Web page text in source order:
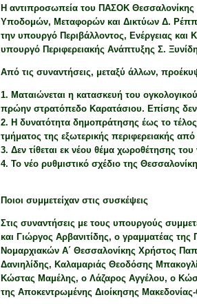
Η αντιπροσωπεία του ΠΑΣΟΚ Θεσσαλονίκης
Υποδομών, Μεταφορών και Δικτύων Δ.
την υπουργό Περιβάλλοντος, Ενέργειας
υπουργό Περιφερειακής Ανάπτυξης Σ.
Από τις συναντήσεις, μεταξύ άλλων,
1.Ματαιώνεται η κατασκευή του
πρώην στρατόπεδο Καρατάσιου. Επίσης
2. Η δυνατότητα δημοπράτησης έως το
τμήματος της εξωτερικής περιφερειακής
3.Δεν τίθεται εκ νέου θέμα χωροθέτησης
4.Το νέο ρυθμιστικό σχέδιο της
Ποιοι συμμετείχαν στις συσκέψεις
Στις συναντήσεις με τους υπουργούς
και Γιώργος Αρβανιτίδης, ο γραμματέας
Νομαρχιακών Α΄ Θεσσαλονίκης Χρήστος
Δανιηλίδης, Καλαμαριάς Θεοδόσης
Κώστας Μαμέλης, ο Λάζαρος Αγγέλου, ο
της Αποκεντρωμένης Διοίκησης